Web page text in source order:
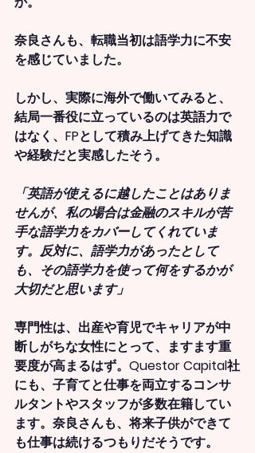
奈良さんも、転職当初は語学力に不安
を感じていました。
しかし、実際に海外で働いてみると、
結局一番役に立っているのは英語力で
はなく、FPとして積み上げてきた知識
や経験だと実感したそう。
「英語が使えるに越したことはありま
せんが、私の場合は金融のスキルが苦
手な語学力をカバーしてくれていま
す。反対に、語学力があったとして
も、その語学力を使って何をするかが
大切だと思います」
専門性は、出産や育児でキャリアが中
断しがちな女性にとって、ますます重
要度が高まるはず。Questor Capital社
にも、子育てと仕事を両立するコンサ
ルタントやスタッフが多数在籍してい
ます。奈良さんも、将来子供ができて
も仕事は続けるつもりだそうです。